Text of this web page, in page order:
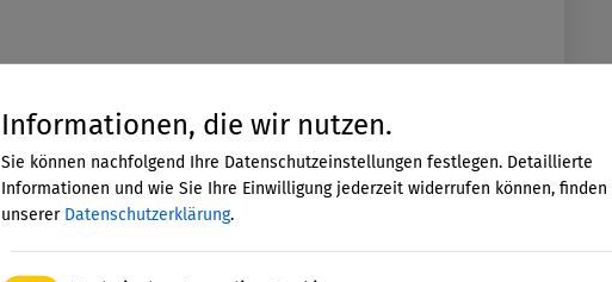
Informationen, die wir nutzen.
Sie können nachfolgend Ihre Datenschutzeinstellungen festlegen. Detaillierte
Informationen und wie Sie Ihre Einwilligung jederzeit widerrufen können, finden
unserer Datenschutzerklärung.